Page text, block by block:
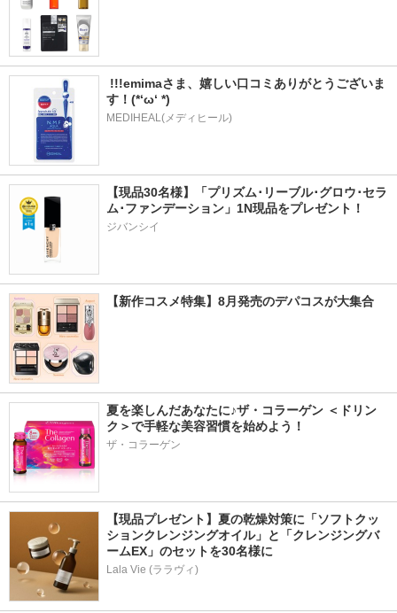
!!!emimaさま、嬉しい口コミありがとうございま
す！(*‘ω‘ *)
MEDIHEAL(メディヒール)
【現品30名様】「プリズム･リーブル･グロウ･セラ
ジバンシイ
【新作コスメ特集】8月発売のデパコスが大集合
夏を楽しんだあなたに♪ザ・コラーゲン ＜ドリン
ク＞で手軽な美容習慣を始めよう！
ザ・コラーゲン
【現品プレゼント】夏の乾燥対策に「ソフトクッ
ションクレンジングオイル」と「クレンジングバ
ームEX」のセットを30名様に
Lala Vie (ララヴィ)